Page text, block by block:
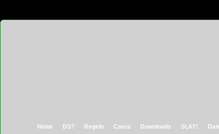
News DS? Regeln Caera Downloads SLAY!